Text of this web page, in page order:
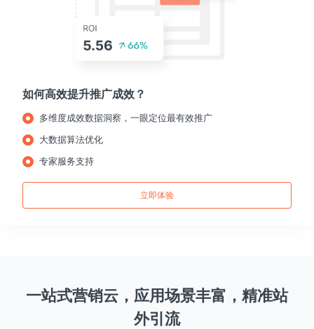
如何高效提升推广成效？
多维度成效数据洞察，一眼定位最有效推广
大数据算法优化
专家服务支持
立即体验
一站式营销云，应用场景丰富，精准站
外引流